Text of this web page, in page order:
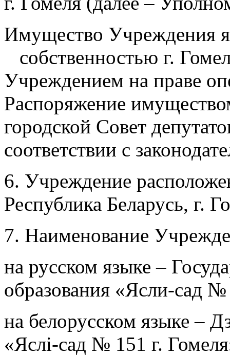
Имущество Учреждения
собственностью г.
Учреждением на праве
Распоряжение
городской Совет
соответствии с
6. Учреждение
Республика Беларусь, г.
7. Наименование
на русском языке –
образования «Ясли-сад
на белорусском языке –
«Яслi-сад № 151 г.